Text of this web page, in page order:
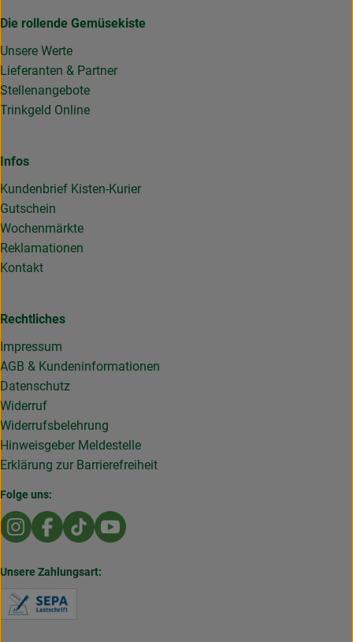
Die rollende Gemüsekiste
Unsere Werte
Lieferanten & Partner
Stellenangebote
Trinkgeld Online
Infos
Kundenbrief Kisten-Kurier
Gutschein
Wochenmärkte
Reklamationen
Kontakt
Rechtliches
Impressum
AGB & Kundeninformationen
Datenschutz
Widerruf
Widerrufsbelehrung
Hinweisgeber Meldestelle
Erklärung zur Barrierefreiheit
Folge uns:
Externer Link zu https://www.instagram.com/
Externer Link zu https://www.facebook.com/
Externer Link zu https://www.tiktok.com/
Externer Link zu https://
Unsere Zahlungsart: